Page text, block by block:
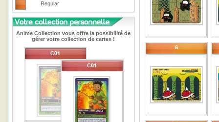
Regular
Anime Collection vous offre la possibilité de
gérer votre collection de cartes !
6